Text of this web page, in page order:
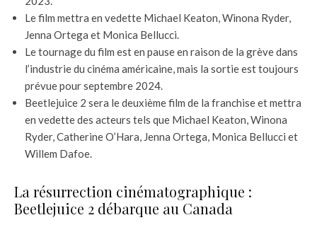
Le film mettra en vedette Michael Keaton, Winona Ryder,
Jenna Ortega et Monica Bellucci.
Le tournage du film est en pause en raison de la grève dans
l’industrie du cinéma américaine, mais la sortie est toujours
prévue pour septembre 2024.
Beetlejuice 2 sera le deuxième film de la franchise et mettra
en vedette des acteurs tels que Michael Keaton, Winona
Ryder, Catherine O’Hara, Jenna Ortega, Monica Bellucci et
Willem Dafoe.
La résurrection cinématographique :
Beetlejuice 2 débarque au Canada